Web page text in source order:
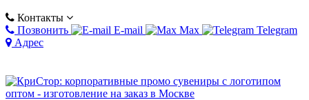
Контакты
Позвонить
E-mail Max
Telegram
Адрес